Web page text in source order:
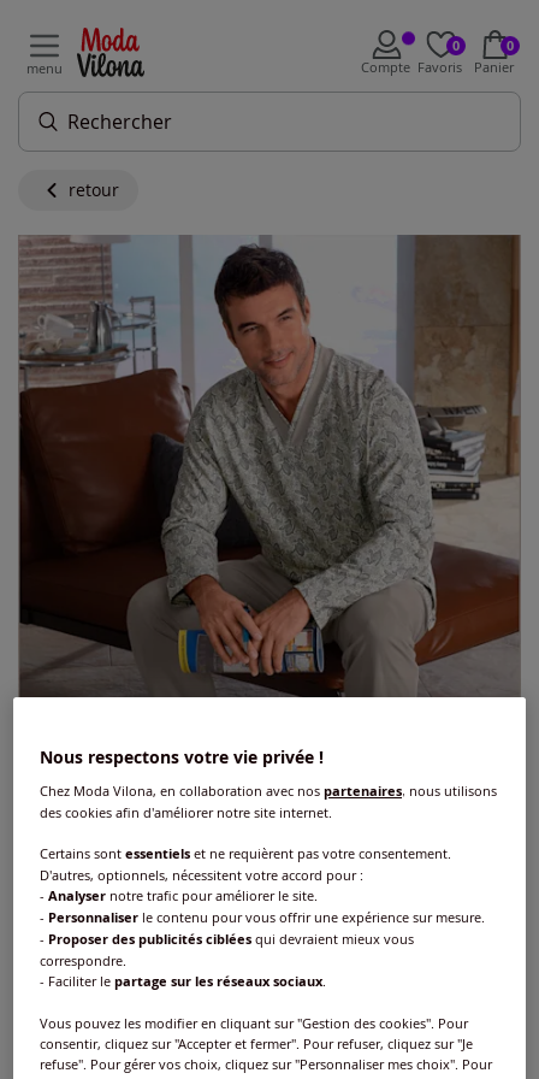
menu Compte
0
Favoris
0
Panier
retour
Pyjama jersey fin
Nous respectons votre vie privée !
Chez Moda Vilona, en collaboration avec nospartenaires, nous utilisons
des cookies afin d'améliorer notre site internet.
Certains sontessentiels et ne requièrent pas votre consentement.
D'autres, optionnels, nécessitent votre accord pour :
-Analyser notre trafic pour améliorer le site.
- Personnaliser le contenu pour vous offrir une expérience sur mesure.
- Proposer des publicités ciblées qui devraient mieux vous
correspondre.
- Faciliter lepartage sur les réseaux sociaux
Vous pouvez les modifier en cliquant sur "Gestion des cookies". Pour
consentir, cliquez sur "Accepter et fermer". Pour refuser, cliquez sur "Je
refuse". Pour gérer vos choix, cliquez sur "Personnaliser mes choix". Pour